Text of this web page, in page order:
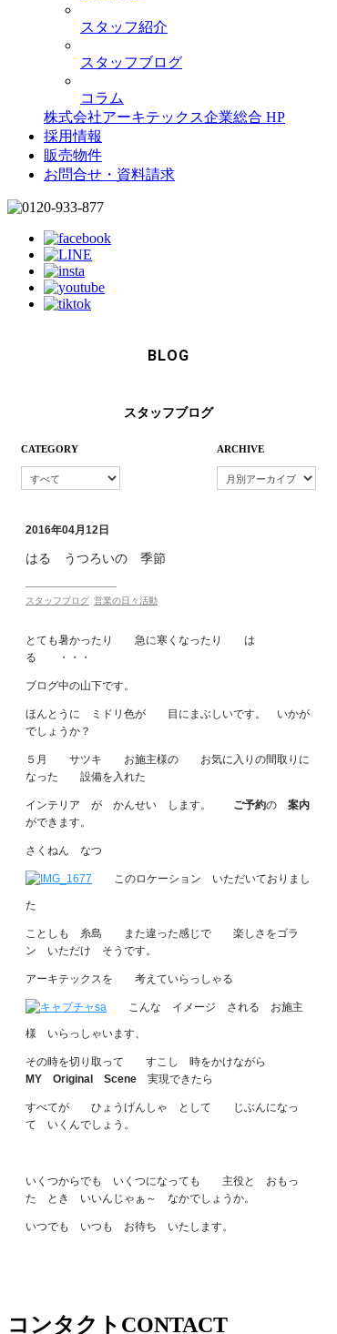
スタッフ紹介
スタッフブログ
コラム
株式会社アーキテックス企業総合 HP
採用情報
販売物件
お問合せ・資料請求
BLOG
スタッフブログ
CATEGORY ARCHIVE
2016年04月12日
はる うつろいの 季節
スタッフブログ 営業の日々活動
とても暑かったり 急に寒くなったり は
る ・・・
ブログ中の山下です。
ほんとうに ミドリ色が 目にまぶしいです。 いかが
でしょうか？
５月 サツキ お施主様の お気に入りの間取りに
なった 設備を入れた
インテリア が かんせい します。 ご予約の 案内
ができます。
さくねん なつ
このロケーション いただいておりまし
た
ことしも 糸島 また違った感じで 楽しさをゴラ
ン いただけ そうです。
アーキテックスを 考えていらっしゃる
こんな イメージ される お施主
様 いらっしゃいます、
その時を切り取って すこし 時をかけながら
MY Original Scene 実現できたら
すべてが ひょうげんしゃ として じぶんになっ
て いくんでしょう。
いくつからでも いくつになっても 主役と おもっ
た とき いいんじゃぁ～ なかでしょうか。
いつでも いつも お待ち いたします。
コンタクト CONTACT